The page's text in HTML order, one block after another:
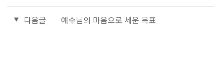
다음글 예수님의 마음으로 세운 목표